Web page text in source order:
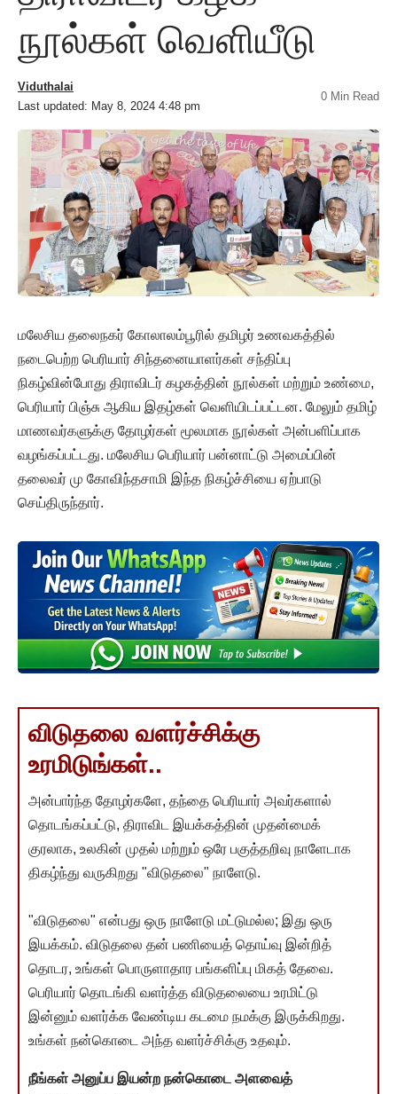
நூல்கள் வெளியீடு
Last updated: May 8, 2024 4:48 pm
Viduthalai
0 Min Read
மலேசிய தலைநகர் கோலாலம்பூரில் தமிழர் உணவகத்தில்
நடைபெற்ற பெரியார் சிந்தனையாளர்கள் சந்திப்பு
நிகழ்வின்போது திராவிடர் கழகத்தின் நூல்கள் மற்றும் உண்மை,
பெரியார் பிஞ்சு ஆகிய இதழ்கள் வெளியிடப்பட்டன. மேலும் தமிழ்
மாணவர்களுக்கு தோழர்கள் மூலமாக நூல்கள் அன்பளிப்பாக
வழங்கப்பட்டது. மலேசிய பெரியார் பன்னாட்டு அமைப்பின்
தலைவர் மு கோவிந்தசாமி இந்த நிகழ்ச்சியை ஏற்பாடு
செய்திருந்தார்.
விடுதலை வளர்ச்சிக்கு
உரமிடுங்கள்..
அன்பார்ந்த தோழர்களே, தந்தை பெரியார் அவர்களால்
தொடங்கப்பட்டு, திராவிட இயக்கத்தின் முதன்மைக்
குரலாக, உலகின் முதல் மற்றும் ஒரே பகுத்தறிவு நாளேடாக
திகழ்ந்து வருகிறது "விடுதலை" நாளேடு.
"விடுதலை" என்பது ஒரு நாளேடு மட்டுமல்ல; இது ஒரு
இயக்கம். விடுதலை தன் பணியைத் தொய்வு இன்றித்
தொடர, உங்கள் பொருளாதார பங்களிப்பு மிகத் தேவை.
பெரியார் தொடங்கி வளர்த்த விடுதலையை உரமிட்டு
இன்னும் வளர்க்க வேண்டிய கடமை நமக்கு இருக்கிறது.
உங்கள் நன்கொடை அந்த வளர்ச்சிக்கு உதவும்.
நீங்கள் அனுப்ப இயன்ற நன்கொடை அளவைத்